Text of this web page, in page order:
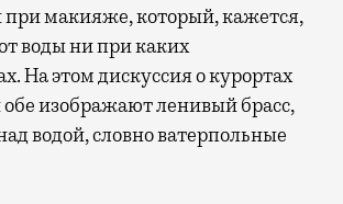
при макияже, который, кажется,
воды ни при каких
На этом дискуссия о курортах
обе изображают ленивый брасс,
водой, словно ватерпольные